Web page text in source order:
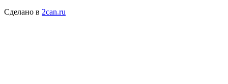
Сделано в 2can.ru